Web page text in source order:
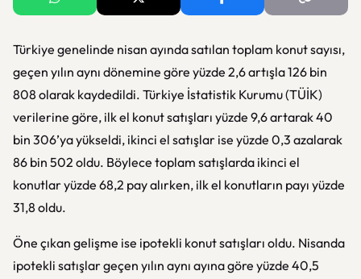
Türkiye genelinde nisan ayında satılan toplam konut sayısı,
geçen yılın aynı dönemine göre yüzde 2,6 artışla 126 bin
808 olarak kaydedildi. Türkiye İstatistik Kurumu (TÜİK)
verilerine göre, ilk el konut satışları yüzde 9,6 artarak 40
bin 306’ya yükseldi, ikinci el satışlar ise yüzde 0,3 azalarak
86 bin 502 oldu. Böylece toplam satışlarda ikinci el
konutlar yüzde 68,2 pay alırken, ilk el konutların payı yüzde
31,8 oldu.
Öne çıkan gelişme ise ipotekli konut satışları oldu. Nisanda
ipotekli satışlar geçen yılın aynı ayına göre yüzde 40,5